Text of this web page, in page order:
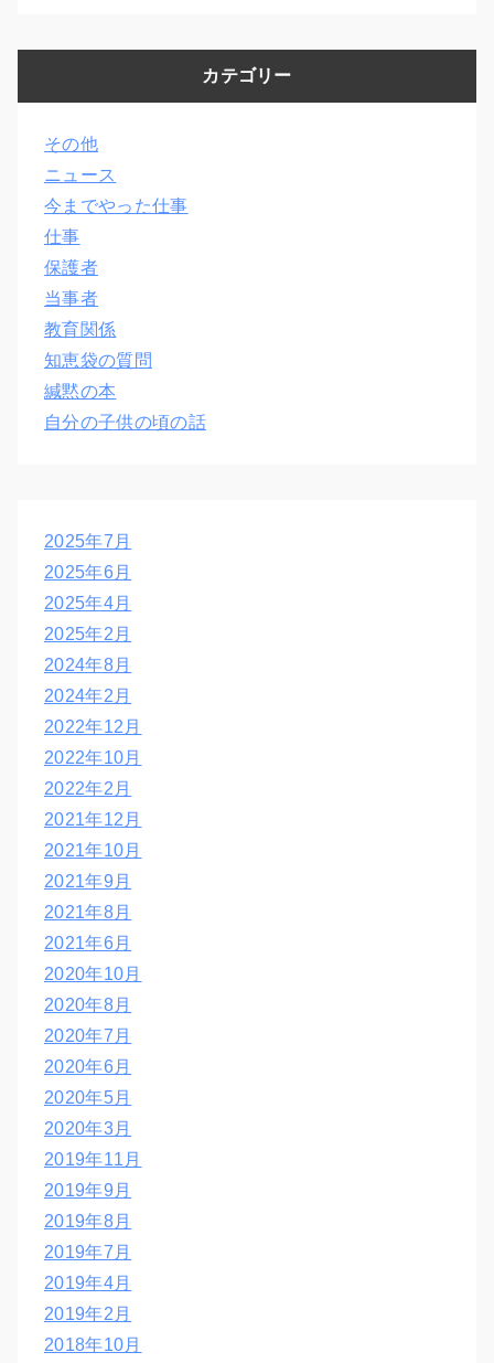
カテゴリー
その他
ニュース
今までやった仕事
仕事
保護者
当事者
教育関係
知恵袋の質問
緘黙の本
自分の子供の頃の話
2025年7月
2025年6月
2025年4月
2025年2月
2024年8月
2024年2月
2022年12月
2022年10月
2022年2月
2021年12月
2021年10月
2021年9月
2021年8月
2021年6月
2020年10月
2020年8月
2020年7月
2020年6月
2020年5月
2020年3月
2019年11月
2019年9月
2019年8月
2019年7月
2019年4月
2019年2月
2018年10月